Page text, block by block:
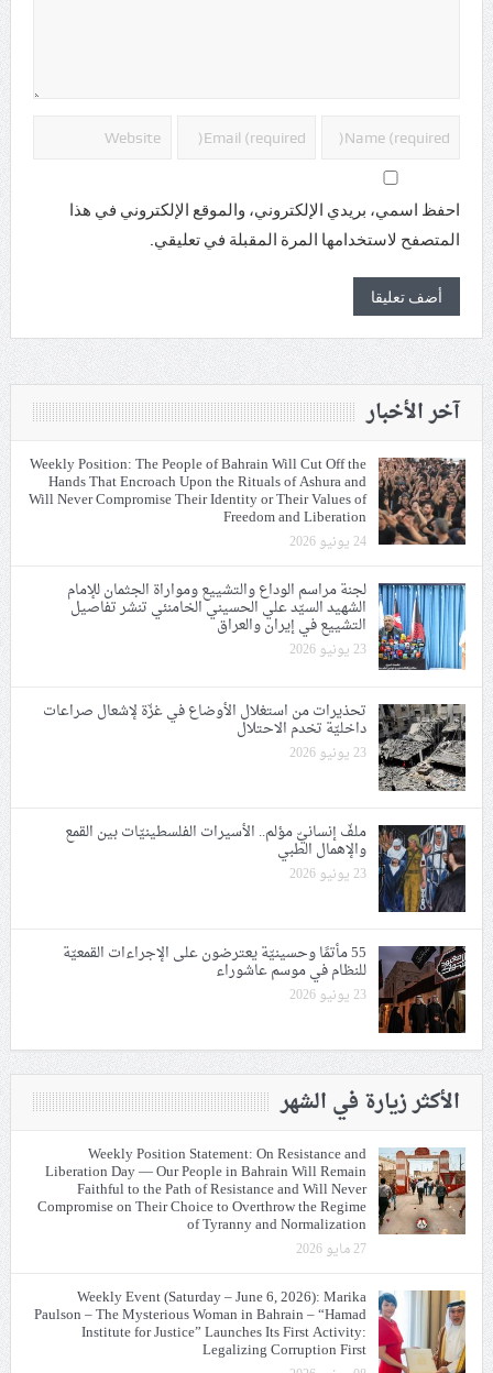
احفظ اسمي، بريدي الإلكتروني، والموقع الإلكتروني في هذا
المتصفح لاستخدامها المرة المقبلة في تعليقي.
آخر الأخبار
Weekly Position: The People of Bahrain Will Cut Off the
Hands That Encroach Upon the Rituals of Ashura and
Will Never Compromise Their Identity or Their Values of
Freedom and Liberation
24 يونيو 2026
لجنة مراسم الوداع والتشييع ومواراة الجثمان للإمام
الشهيد السيّد علي الحسيني الخامنئي تنشر تفاصيل
التشييع في إيران والعراق
23 يونيو 2026
تحذيرات من استغلال الأوضاع في غزّة لإشعال صراعات
داخليّة تخدم الاحتلال
23 يونيو 2026
ملفّ إنسانيّ مؤلم.. الأسيرات الفلسطينيّات بين القمع
والإهمال الطبي
23 يونيو 2026
55 مأتمًا وحسينيّة يعترضون على الإجراءات القمعيّة
للنظام في موسم عاشوراء
23 يونيو 2026
الأكثر زيارة في الشهر
Weekly Position Statement: On Resistance and
Liberation Day — Our People in Bahrain Will Remain
Faithful to the Path of Resistance and Will Never
Compromise on Their Choice to Overthrow the Regime
of Tyranny and Normalization
27 مايو 2026
Weekly Event (Saturday – June 6, 2026): Marika
Paulson – The Mysterious Woman in Bahrain – “Hamad
Institute for Justice” Launches Its First Activity:
Legalizing Corruption First